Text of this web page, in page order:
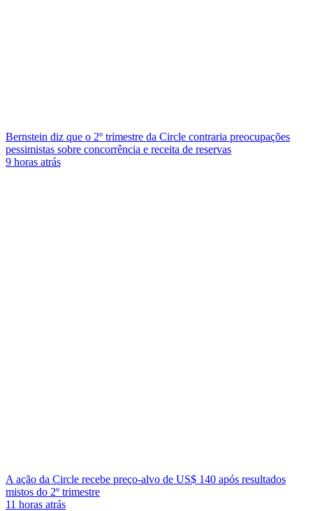
Bernstein diz que o 2º trimestre da Circle contraria preocupações
pessimistas sobre concorrência e receita de reservas
9 horas atrás
A ação da Circle recebe preço-alvo de US$ 140 após resultados
mistos do 2º trimestre
11 horas atrás